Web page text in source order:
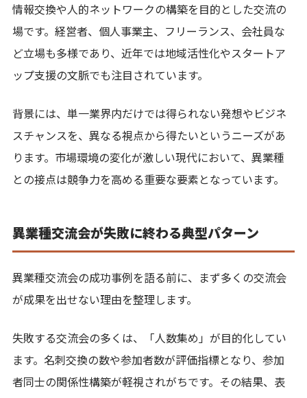
情報交換や人的ネットワークの構築を目的とした交流の
場です。経営者、個人事業主、フリーランス、会社員な
ど立場も多様であり、近年では地域活性化やスタートア
ップ支援の文脈でも注目されています。
背景には、単一業界内だけでは得られない発想やビジネ
スチャンスを、異なる視点から得たいというニーズがあ
ります。市場環境の変化が激しい現代において、異業種
との接点は競争力を高める重要な要素となっています。
異業種交流会が失敗に終わる典型パターン
異業種交流会の成功事例を語る前に、まず多くの交流会
が成果を出せない理由を整理します。
失敗する交流会の多くは、「人数集め」が目的化してい
ます。名刺交換の数や参加者数が評価指標となり、参加
者同士の関係性構築が軽視されがちです。その結果、表